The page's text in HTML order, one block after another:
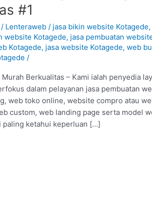
#1
/ Lenteraweb/ jasa bikin website Kotagede,
website Kotagede, jasa pembuatan
Kotagede, jasa website Kotagede,web
/
Berkualitas – Kami ialah penyedia
dalam pelayanan jasa pembuatan
web toko online, website compro atau
custom, web landing page serta model
paling ketahui keperluan […]